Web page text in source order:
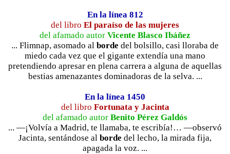
En la línea 812
del libro El paraíso de las mujeres
del afamado autor Vicente Blasco Ibáñez
... Flimnap, asomado al borde del bolsillo, casi lloraba de
miedo cada vez que el gigante extendía una mano
pretendiendo apresar en plena carrera a alguna de aquellas
bestias amenazantes dominadoras de la selva. ...
En la línea 1450
del libro Fortunata y Jacinta
del afamado autor Benito Pérez Galdós
... —¡Volvía a Madrid, te llamaba, te escribía!… —observó
Jacinta, sentándose al borde del lecho, la mirada fija,
apagada la voz. ...